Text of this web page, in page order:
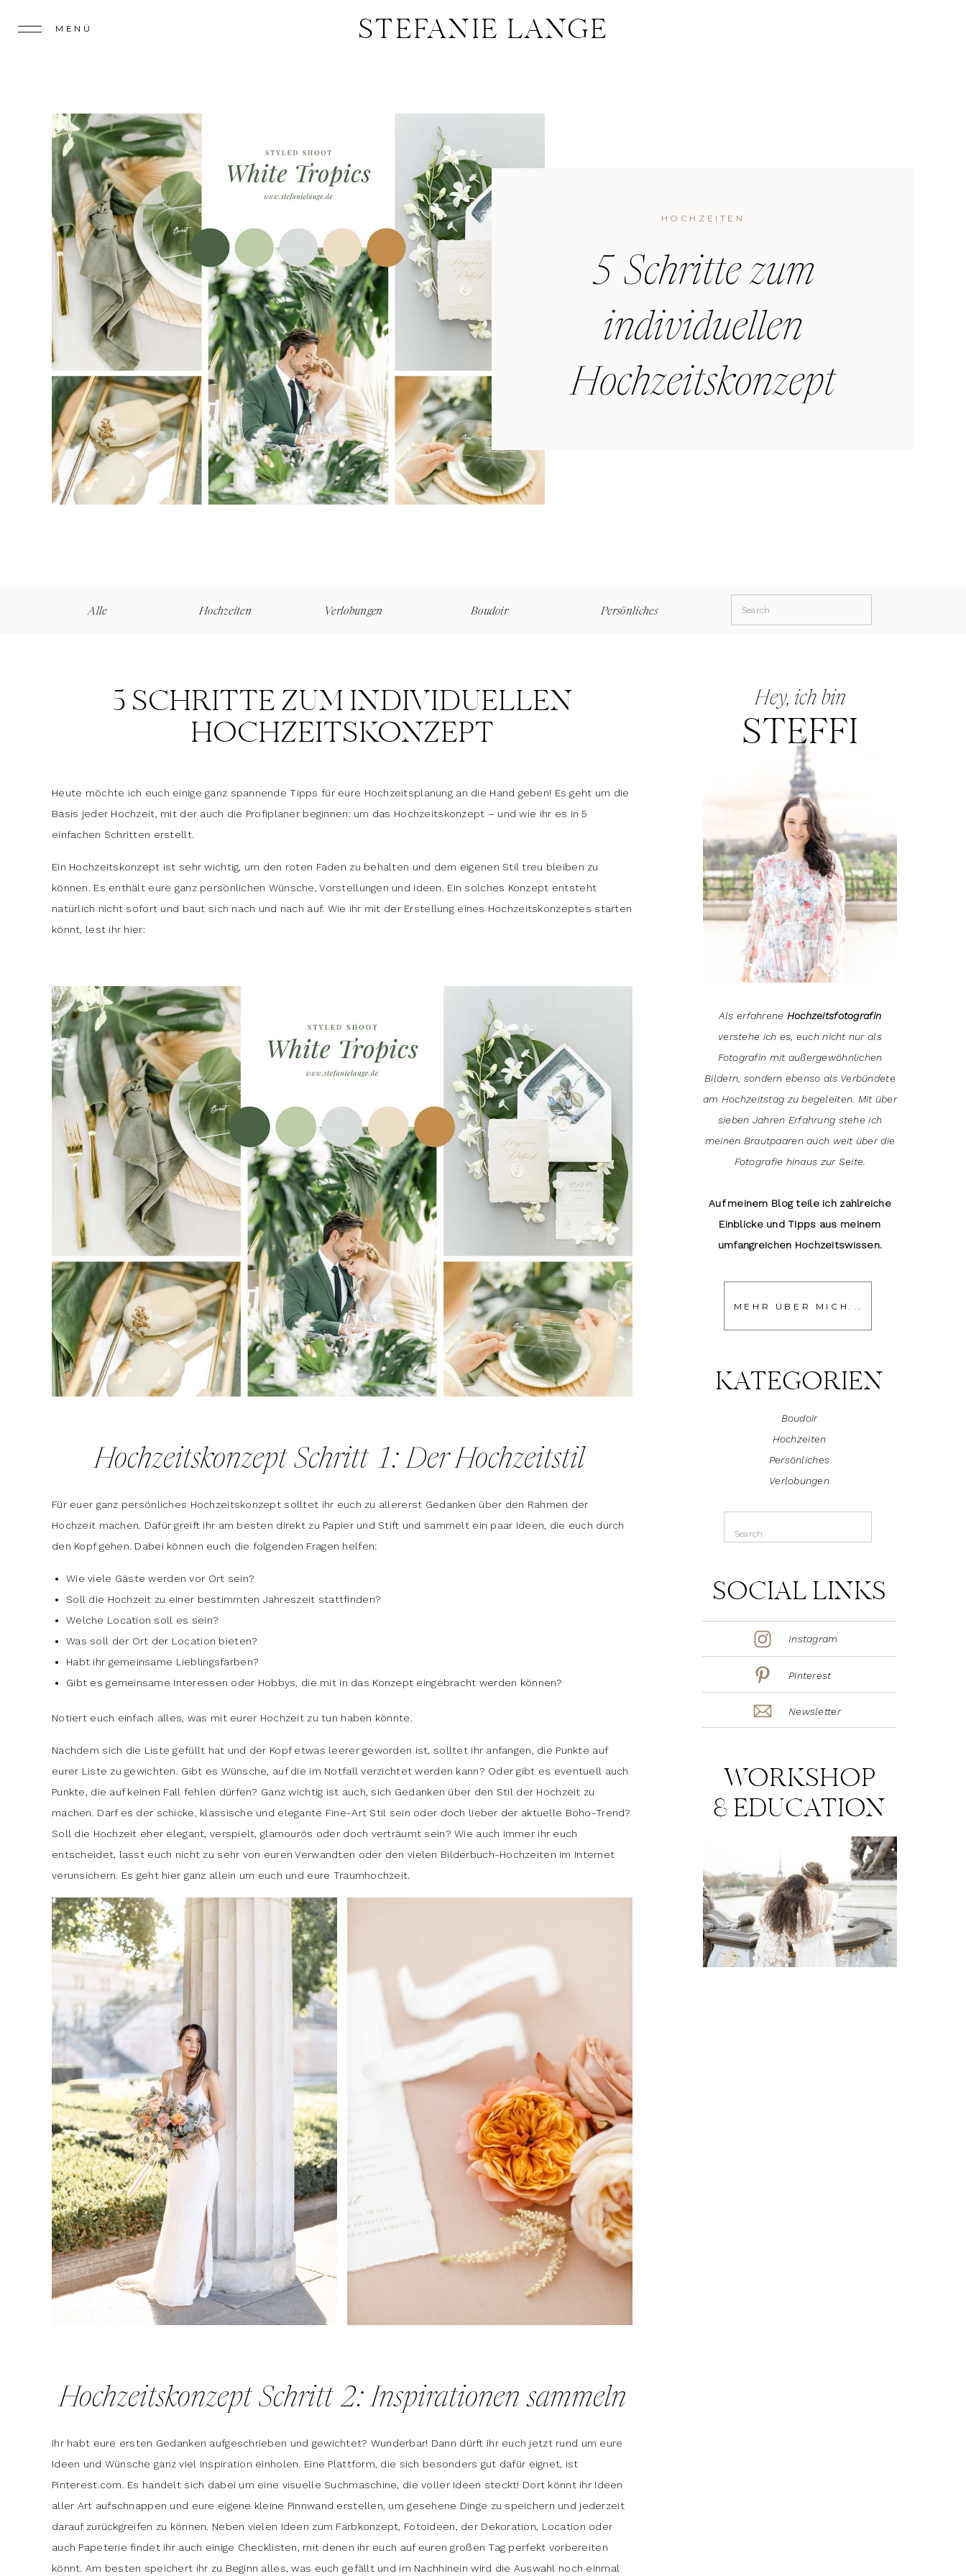
MENÜ STEFANIE LANGE
HOCHZEITEN
5 Schritte zum
individuellen
Hochzeitskonzept
Alle Hochzeiten Verlobungen Boudoir Persönliches
Search
WORKSHOP
& EDUCATION
Newsletter
Pinterest
Instagram
SOCIAL LINKS
for:
Boudoir
Hochzeiten
Persönliches
Verlobungen
KATEGORIEN
MEHR ÜBER MICH...
Als erfahrene Hochzeitsfotografin
verstehe ich es, euch nicht nur als
Fotografin mit außergewöhnlichen
Bildern, sondern ebenso als Verbündete
am Hochzeitstag zu begeleiten. Mit über
sieben Jahren Erfahrung stehe ich
meinen Brautpaaren auch weit über die
Fotografie hinaus zur Seite.
Auf meinem Blog teile ich zahlreiche
Einblicke und Tipps aus meinem
umfangreichen Hochzeitswissen.
STEFFI
Hey, ich bin
Heute möchte ich euch einige ganz spannende Tipps für eure Hochzeitsplanung an die Hand geben! Es geht um die
Basis jeder Hochzeit, mit der auch die Profiplaner beginnen: um das Hochzeitskonzept – und wie ihr es in 5
einfachen Schritten erstellt.
Ein Hochzeitskonzept ist sehr wichtig, um den roten Faden zu behalten und dem eigenen Stil treu bleiben zu
können. Es enthält eure ganz persönlichen Wünsche, Vorstellungen und Ideen. Ein solches Konzept entsteht
natürlich nicht sofort und baut sich nach und nach auf. Wie ihr mit der Erstellung eines Hochzeitskonzeptes starten
könnt, lest ihr hier:
Hochzeitskonzept Schritt 1: Der Hochzeitstil
Für euer ganz persönliches Hochzeitskonzept solltet ihr euch zu allererst Gedanken über den Rahmen der
Hochzeit machen. Dafür greift ihr am besten direkt zu Papier und Stift und sammelt ein paar Ideen, die euch durch
den Kopf gehen. Dabei können euch die folgenden Fragen helfen:
Wie viele Gäste werden vor Ort sein?
Soll die Hochzeit zu einer bestimmten Jahreszeit stattfinden?
Welche Location soll es sein?
Was soll der Ort der Location bieten?
Habt ihr gemeinsame Lieblingsfarben?
Gibt es gemeinsame Interessen oder Hobbys, die mit in das Konzept eingebracht werden können?
Notiert euch einfach alles, was mit eurer Hochzeit zu tun haben könnte.
Nachdem sich die Liste gefüllt hat und der Kopf etwas leerer geworden ist, solltet ihr anfangen, die Punkte auf
eurer Liste zu gewichten. Gibt es Wünsche, auf die im Notfall verzichtet werden kann? Oder gibt es eventuell auch
Punkte, die auf keinen Fall fehlen dürfen? Ganz wichtig ist auch, sich Gedanken über den Stil der Hochzeit zu
machen. Darf es der schicke, klassische und elegante Fine-Art Stil sein oder doch lieber der aktuelle Boho-Trend?
Soll die Hochzeit eher elegant, verspielt, glamourös oder doch verträumt sein? Wie auch immer ihr euch
entscheidet, lasst euch nicht zu sehr von euren Verwandten oder den vielen Bilderbuch-Hochzeiten im Internet
verunsichern. Es geht hier ganz allein um euch und eure Traumhochzeit.
Hochzeitskonzept Schritt 2: Inspirationen sammeln
Ihr habt eure ersten Gedanken aufgeschrieben und gewichtet? Wunderbar! Dann dürft ihr euch jetzt rund um eure
Ideen und Wünsche ganz viel Inspiration einholen. Eine Plattform, die sich besonders gut dafür eignet, ist
Pinterest.com. Es handelt sich dabei um eine visuelle Suchmaschine, die voller Ideen steckt! Dort könnt ihr Ideen
aller Art aufschnappen und eure eigene kleine Pinnwand erstellen, um gesehene Dinge zu speichern und jederzeit
darauf zurückgreifen zu können. Neben vielen Ideen zum Farbkonzept, Fotoideen, der Dekoration, Location oder
auch Papeterie findet ihr auch einige Checklisten, mit denen ihr euch auf euren großen Tag perfekt vorbereiten
könnt. Am besten speichert ihr zu Beginn alles, was euch gefällt und im Nachhinein wird die Auswahl noch einmal
5 SCHRITTE ZUM INDIVIDUELLEN
HOCHZEITSKONZEPT
MENÜ STEFANIE LANGE